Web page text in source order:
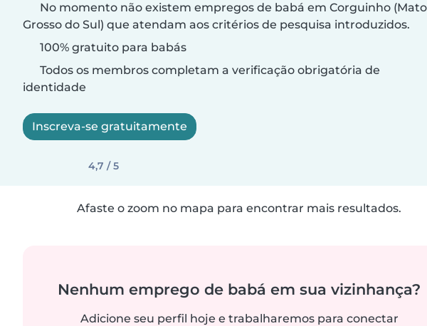
No momento não existem empregos de babá em Corguinho (Mato
Grosso do Sul) que atendam aos critérios de pesquisa introduzidos.
100% gratuito para babás
Todos os membros completam a verificação obrigatória de
identidade
Inscreva-se gratuitamente
4,7 / 5
Afaste o zoom no mapa para encontrar mais resultados.
Nenhum emprego de babá em sua vizinhança?
Adicione seu perfil hoje e trabalharemos para conectar